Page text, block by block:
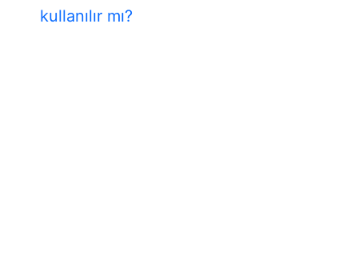
kullanılır mı?